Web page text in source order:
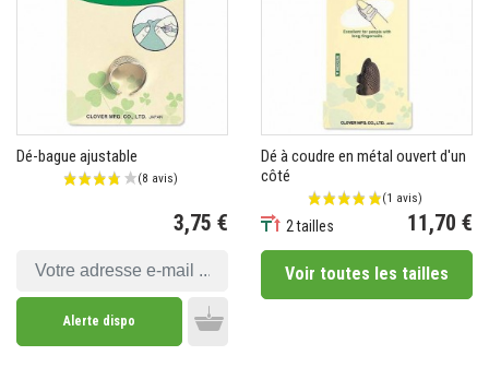
Dé-bague ajustable
3,75 €
Alerte dispo
Dé à coudre en métal ouvert d'un
côté
2 tailles 11,70 €
Voir toutes les tailles